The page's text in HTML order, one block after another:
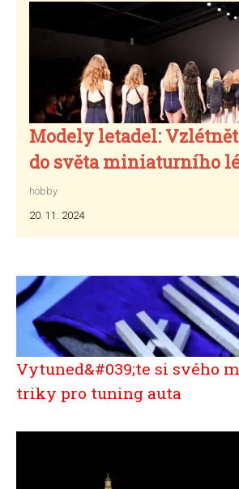
Modely letadel:
do světa miniaturního
hobby
20. 11. 2024
Vytuned&#039;te si svého
triky pro tuning auta